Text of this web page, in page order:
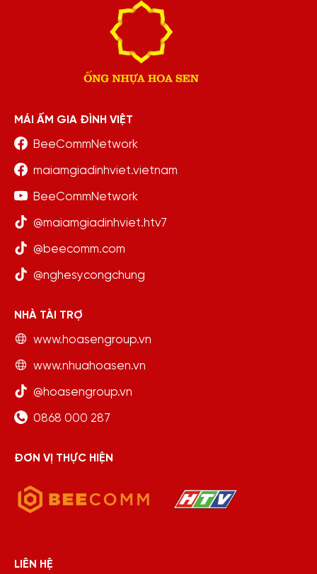
MÁI ẤM GIA ĐÌNH VIỆT
BeeCommNetwork
maiamgiadinhviet.vietnam
BeeCommNetwork
@maiamgiadinhviet.htv7
@beecomm.com
@nghesycongchung
NHÀ TÀI TRỢ
www.hoasengroup.vn
www.nhuahoasen.vn
@hoasengroup.vn
0868 000 287
ĐƠN VỊ THỰC HIỆN
LIÊN HỆ